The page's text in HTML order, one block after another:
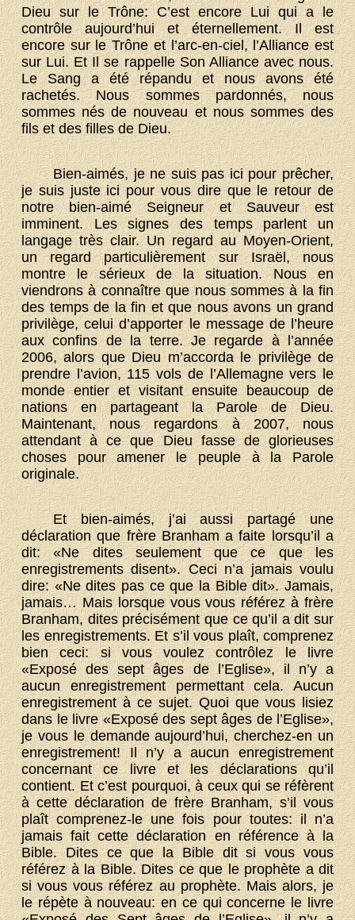
Dieu sur le Trône: C’est encore Lui qui a le
contrôle aujourd’hui et éternellement. Il est
encore sur le Trône et l’arc-en-ciel, l’Alliance est
sur Lui. Et Il se rappelle Son Alliance avec nous.
Le Sang a été répandu et nous avons été
rachetés. Nous sommes pardonnés, nous
sommes nés de nouveau et nous sommes des
fils et des filles de Dieu.
Bien-aimés, je ne suis pas ici pour prêcher,
je suis juste ici pour vous dire que le retour de
notre bien-aimé Seigneur et Sauveur est
imminent. Les signes des temps parlent un
langage très clair. Un regard au Moyen-Orient,
un regard particulièrement sur Israël, nous
montre le sérieux de la situation. Nous en
viendrons à connaître que nous sommes à la fin
des temps de la fin et que nous avons un grand
privilège, celui d’apporter le message de l’heure
aux confins de la terre. Je regarde à l’année
2006, alors que Dieu m’accorda le privilège de
prendre l’avion, 115 vols de l’Allemagne vers le
monde entier et visitant ensuite beaucoup de
nations en partageant la Parole de Dieu.
Maintenant, nous regardons à 2007, nous
attendant à ce que Dieu fasse de glorieuses
choses pour amener le peuple à la Parole
originale.
Et bien-aimés, j’ai aussi partagé une
déclaration que frère Branham a faite lorsqu’il a
dit: «Ne dites seulement que ce que les
enregistrements disent». Ceci n’a jamais voulu
dire: «Ne dites pas ce que la Bible dit». Jamais,
jamais… Mais lorsque vous vous référez à frère
Branham, dites précisément que ce qu’il a dit sur
les enregistrements. Et s’il vous plaît, comprenez
bien ceci: si vous voulez contrôlez le livre
«Exposé des sept âges de l’Eglise», il n’y a
aucun enregistrement permettant cela. Aucun
enregistrement à ce sujet. Quoi que vous lisiez
dans le livre «Exposé des sept âges de l’Eglise»,
je vous le demande aujourd’hui, cherchez-en un
enregistrement! Il n’y a aucun enregistrement
concernant ce livre et les déclarations qu’il
contient. Et c’est pourquoi, à ceux qui se réfèrent
à cette déclaration de frère Branham, s’il vous
plaît comprenez-le une fois pour toutes: il n’a
jamais fait cette déclaration en référence à la
Bible. Dites ce que la Bible dit si vous vous
référez à la Bible. Dites ce que le prophète a dit
si vous vous référez au prophète. Mais alors, je
le répète à nouveau: en ce qui concerne le livre